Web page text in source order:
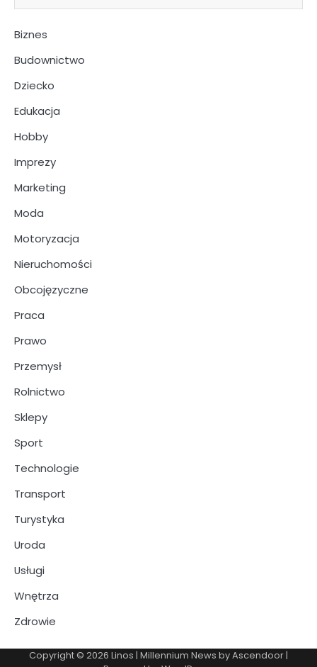
Biznes
Budownictwo
Dziecko
Edukacja
Hobby
Imprezy
Marketing
Moda
Motoryzacja
Nieruchomości
Obcojęzyczne
Praca
Prawo
Przemysł
Rolnictwo
Sklepy
Sport
Technologie
Transport
Turystyka
Uroda
Usługi
Wnętrza
Zdrowie
Copyright © 2026 Linos | Millennium News byAscendoor|